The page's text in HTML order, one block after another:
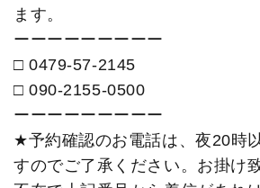
ます。
ーーーーーーーーー
□ 0479-57-2145
□ 090-2155-0500
ーーーーーーーーー
★予約確認のお電話は、夜20時
すのでご了承ください。お掛け